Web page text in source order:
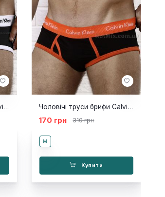
Чоловічі труси брифи Calvin Klein 365 Black White Чоловічі труси брифи Calvin Klein 365 Black Orange Brief
170 грн 310 грн
M
Купити